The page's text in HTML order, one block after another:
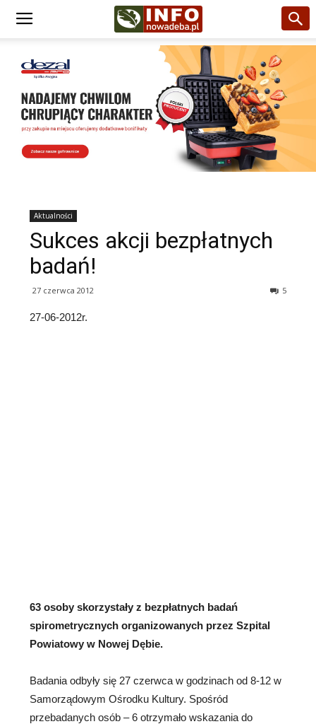
Aktualności
Sukces akcji bezpłatnych
badań!
27 czerwca 2012 5
27-06-2012r.
63 osoby skorzystały z bezpłatnych badań
spirometrycznych organizowanych przez Szpital
Powiatowy w Nowej Dębie.
Badania odbyły się 27 czerwca w godzinach od 8-12 w
Samorządowym Ośrodku Kultury. Spośród
przebadanych osób – 6 otrzymało wskazania do